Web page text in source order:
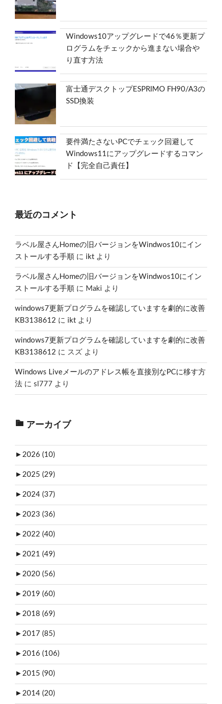
Windows10アップグレードで46％更新プ
ログラムをチェックから進まない場合や
り直す方法
富士通デスクトップESPRIMO FH90/A3の
SSD換装
要件満たさないPCでチェック回避して
Windows11にアップグレードするコマン
ド【完全自己責任】
最近のコメント
ラベル屋さんHomeの旧バージョンをWindwos10にイン
ストールする手順 に ikt より
ラベル屋さんHomeの旧バージョンをWindwos10にイン
ストールする手順 に Maki より
windows7更新プログラムを確認していますを劇的に改善
KB3138612 に ikt より
windows7更新プログラムを確認していますを劇的に改善
KB3138612 に スズ より
Windows Liveメールのアドレス帳を直接別なPCに移す方
法 に sl777 より
アーカイブ
► 2026 (10)
► 2025 (29)
► 2024 (37)
► 2023 (36)
► 2022 (40)
► 2021 (49)
► 2020 (56)
► 2019 (60)
► 2018 (69)
► 2017 (85)
► 2016 (106)
► 2015 (90)
► 2014 (20)